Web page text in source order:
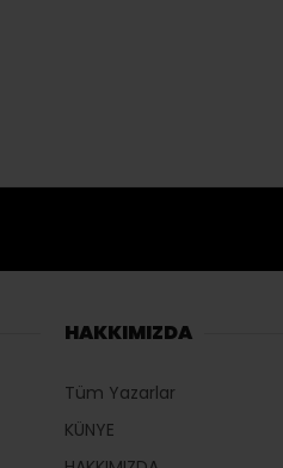
HAKKIMIZDA
Tüm Yazarlar
KÜNYE